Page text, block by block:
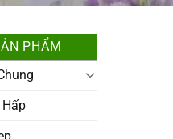
PHẨM
Hấp